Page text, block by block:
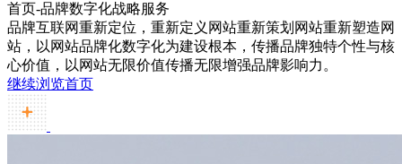
首页-品牌数字化战略服务
品牌互联网重新定位，重新定义网站重新策划网站重新塑造网
站，以网站品牌化数字化为建设根本，传播品牌独特个性与核
心价值，以网站无限价值传播无限增强品牌影响力。
继续浏览首页